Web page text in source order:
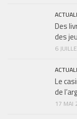
Des
des
6
Le
de
17 MAI